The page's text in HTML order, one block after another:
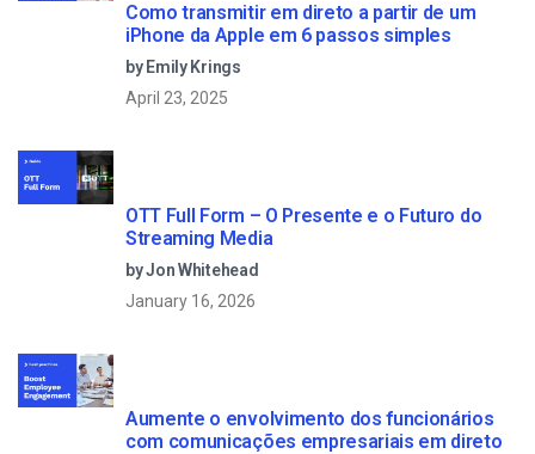
Como transmitir em direto a partir de um
iPhone da Apple em 6 passos simples
by Emily Krings
April 23, 2025
OTT Full Form – O Presente e o Futuro do
Streaming Media
by Jon Whitehead
January 16, 2026
Aumente o envolvimento dos funcionários
com comunicações empresariais em direto